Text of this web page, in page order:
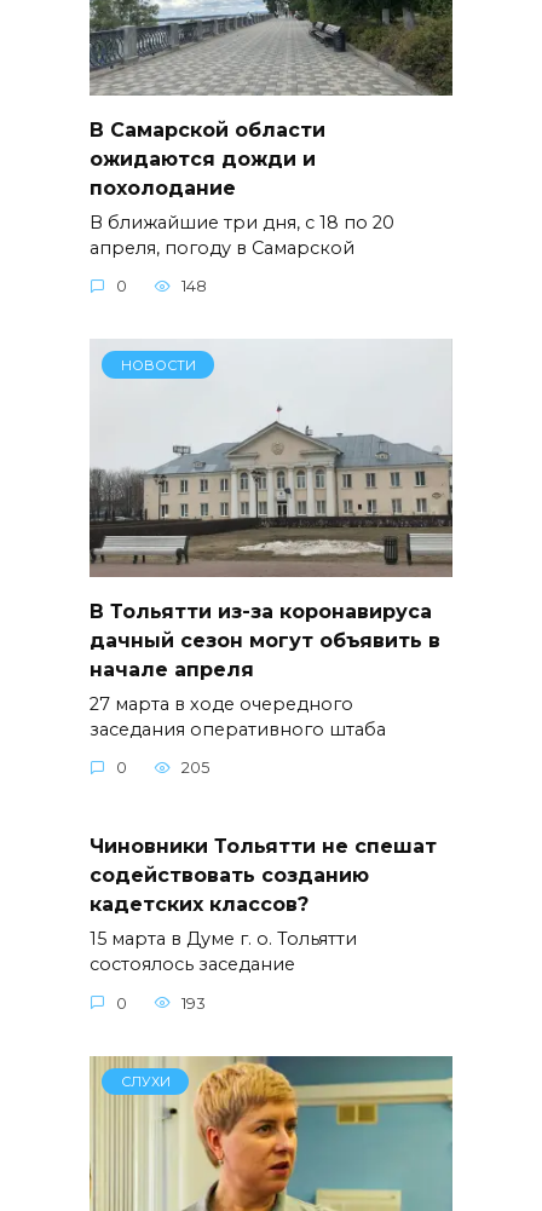
В Самарской области
ожидаются дожди и
похолодание
В ближайшие три дня, с 18 по 20
апреля, погоду в Самарской
0 148
НОВОСТИ
В Тольятти из-за коронавируса
дачный сезон могут объявить в
начале апреля
27 марта в ходе очередного
заседания оперативного штаба
0 205
Чиновники Тольятти не спешат
содействовать созданию
кадетских классов?
15 марта в Думе г. о. Тольятти
состоялось заседание
0 193
СЛУХИ